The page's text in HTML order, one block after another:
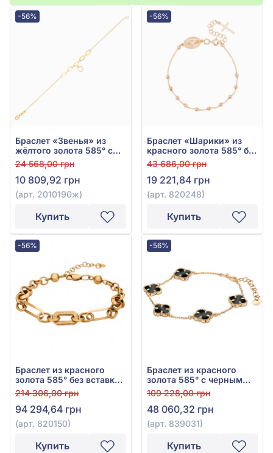
-56%
Браслет «Звенья» из
жёлтого золота 585° с
перламутром, арт.
2010190ж
24 568,00 грн
10 809,92 грн
(арт. 2010190ж)
Купить
-56%
Браслет «Шарики» из
красного золота 585° без
вставки, арт. 820248
43 686,00 грн
19 221,84 грн
(арт. 820248)
Купить
-56%
Браслет из красного
золота 585° без вставки,
арт. 820150
214 306,00 грн
94 294,64 грн
(арт. 820150)
Купить
-56%
Браслет из красного
золота 585° с черным
агатом, арт. 839031
109 228,00 грн
48 060,32 грн
(арт. 839031)
Купить